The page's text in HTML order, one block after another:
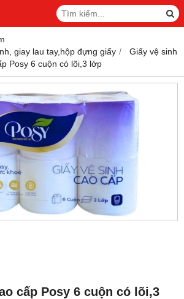
giay lau tay,hộp đựng giấy
Giấy vệ sinh
Posy 6 cuộn có lõi,3 lớp
cấp Posy 6 cuộn có lõi,3